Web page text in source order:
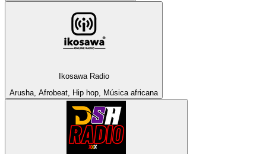
Ikosawa Radio
Arusha, Afrobeat, Hip hop, Música africana